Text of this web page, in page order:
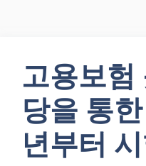
고용보험
당을 통
년부터